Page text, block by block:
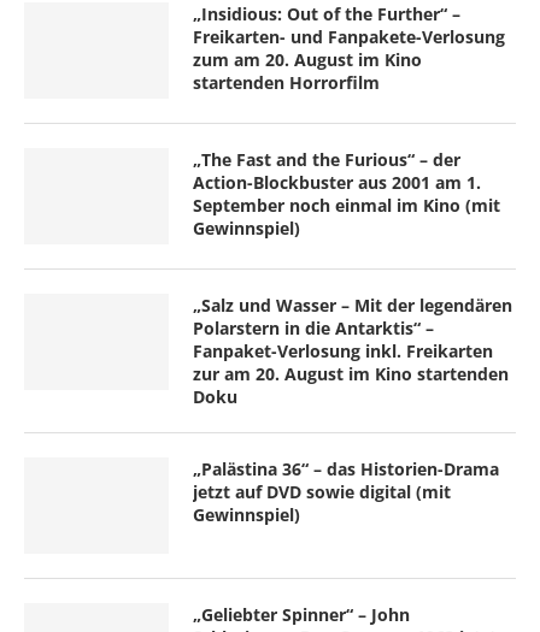
„Insidious: Out of the Further“ –
Freikarten- und Fanpakete-Verlosung
zum am 20. August im Kino
startenden Horrorfilm
„The Fast and the Furious“ – der
Action-Blockbuster aus 2001 am 1.
September noch einmal im Kino (mit
Gewinnspiel)
„Salz und Wasser – Mit der legendären
Polarstern in die Antarktis“ –
Fanpaket-Verlosung inkl. Freikarten
zur am 20. August im Kino startenden
Doku
„Palästina 36“ – das Historien-Drama
jetzt auf DVD sowie digital (mit
Gewinnspiel)
„Geliebter Spinner“ – John